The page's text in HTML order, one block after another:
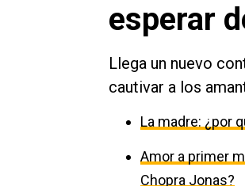
esperar
Llega un nuevo
cautivar a los
La madre: ¿por
Amor a primer
Chopra Jonas?